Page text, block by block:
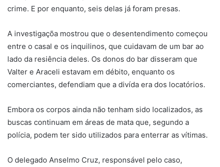
crime. E por enquanto, seis delas já foram presas.
A investigaçõa mostrou que o desentendimento começou
entre o casal e os inquilinos, que cuidavam de um bar ao
lado da resiência deles. Os donos do bar disseram que
Valter e Araceli estavam em débito, enquanto os
comerciantes, defendiam que a divída era dos locatórios.
Embora os corpos ainda não tenham sido localizados, as
buscas continuam em áreas de mata que, segundo a
polícia, podem ter sido utilizados para enterrar as vítimas.
O delegado Anselmo Cruz, responsável pelo caso,